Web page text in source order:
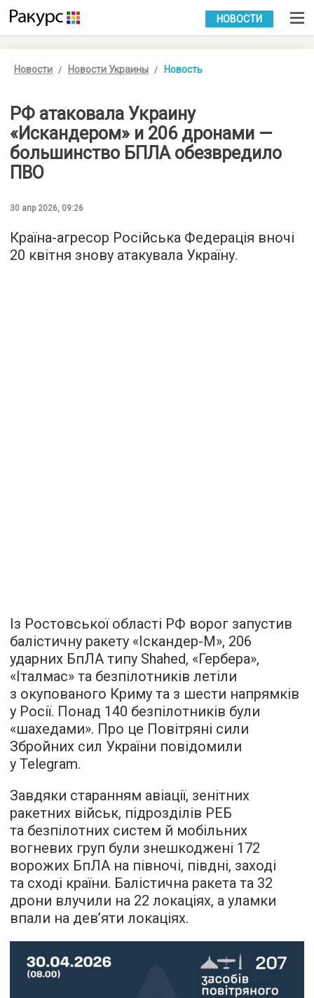
УКР РУС
НОВОСТИ
Новости Новости Украины Новость
РФ атаковала Украину
«Искандером» и 206 дронами —
большинство БПЛА обезвредило
ПВО
30 апр 2026, 09:26
Країна-агресор Російська Федерація вночі
20 квітня знову атакувала Україну.
Із Ростовської області РФ ворог запустив
балістичну ракету «Іскандер-М», 206
ударних БпЛА типу Shahed, «Гербера»,
«Італмас» та безпілотників летіли
з окупованого Криму та з шести напрямків
у Росії. Понад 140 безпілотників були
«шахедами». Про це Повітряні сили
Збройних сил України повідомили
у Telegram.
Завдяки старанням авіації, зенітних
ракетних військ, підрозділів РЕБ
та безпілотних систем й мобільних
вогневих груп були знешкоджені 172
ворожих БпЛА на півночі, півдні, заході
та сході країни. Балістична ракета та 32
дрони влучили на 22 локаціях, а уламки
впали на дев’яти локаціях.